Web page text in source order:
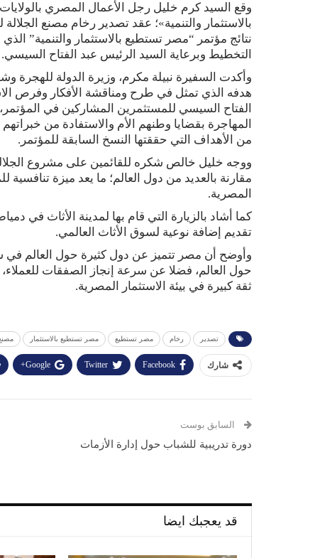
وقع السيد كرم خليل رجل الأعمال المصري
بالاستثمار والتنمية»؛ عقد تصدير رخام مصنع الجلالة
نتائج مؤتمر “مصر تستطيع بالاستثمار والتنمية”
التخطيط وبرعاية السيد الرئيس عبد الفتاح السيسي.
وأكدت السفيرة نبيلة مكرم، وزيرة الدولة
هدفه الذي تمثل في طرح ومناقشة الأفكار وفرص
الفتاح السيسي للمستثمرين المشاركين في
المهاجرة بقضايا وطنهم الأم والاستفادة من
من الأهداف التي حققتها النسخ السابقة للمؤتمر.
ووجه خليل خالص شكره للقائمين على مشروع
مقارنة بالعديد من دول العالم؛ ما يعد ميزة تنافسية
المصرية.
كما أشاد بالزيارة التي قام بها لمدينة الأثاث في
تقديم إضافة نوعية لسوق الأثاث العالمي.
وأوضح أن مصر تتميز عن دول كثيرة حول العالم في
حول العالم، فضلا عن سرعة إنجاز الصفقات
ثقة كبيرة في بيئة الاستثمار المصرية.
تصدير رخام مصر تستطيع مصر تستطيع بالاستثمار
شارك Facebook
Twitter
Google+
السابق بوست
دورة تدريبية للشباب حول إدارة الأزمات
قد يعجبك ايضا